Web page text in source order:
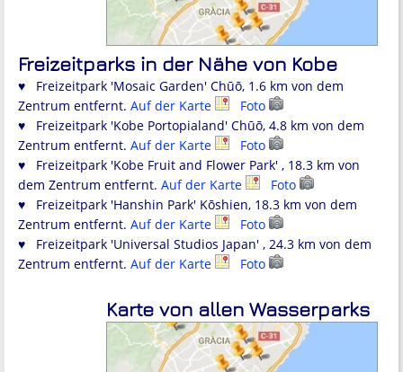
Freizeitparks in der Nähe von Kobe
♥ Freizeitpark 'Mosaic Garden' Chūō, 1.6 km von dem
Zentrum entfernt. Auf der Karte
Foto
♥ Freizeitpark 'Kobe Portopialand' Chūō, 4.8 km von dem
Zentrum entfernt. Auf der Karte
Foto
♥ Freizeitpark 'Kobe Fruit and Flower Park' , 18.3 km von
dem Zentrum entfernt. Auf der Karte
Foto
♥ Freizeitpark 'Hanshin Park' Kōshien, 18.3 km von dem
Zentrum entfernt. Auf der Karte
Foto
♥ Freizeitpark 'Universal Studios Japan' , 24.3 km von dem
Zentrum entfernt. Auf der Karte Foto
Karte von allen Wasserparks